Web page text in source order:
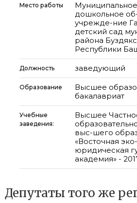
Место работы
дошкольное
учрежде-ние
детский сад
района
Республики
Должность заведующий
Образование
Высшее
бакалавриат
Учебные
заведения:
Высшее
выс-шего
«Восточная
юридическая
академия» -
Депутаты того же